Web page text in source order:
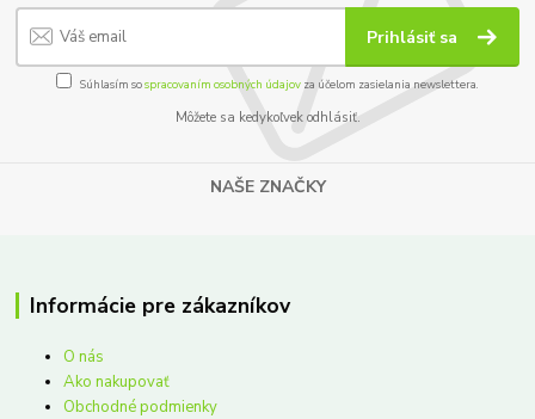
Prihlásiť sa
Súhlasím sospracovaním osobných údajov za účelom zasielania newslettera.
Môžete sa kedykoľvek odhlásiť.
NAŠE ZNAČKY
Informácie pre zákazníkov
O nás
Ako nakupovať
Obchodné podmienky